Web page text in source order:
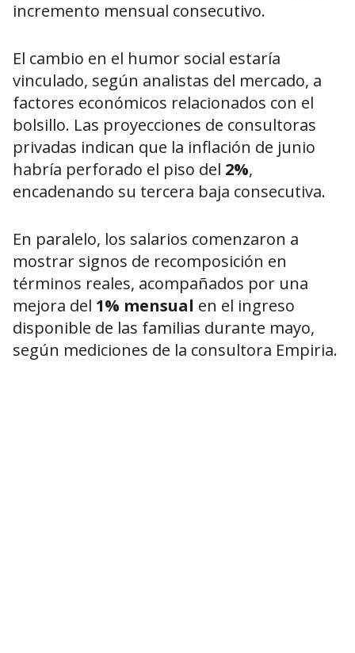
incremento mensual consecutivo.
El cambio en el humor social estaría
vinculado, según analistas del mercado, a
factores económicos relacionados con el
bolsillo. Las proyecciones de consultoras
privadas indican que la inflación de junio
habría perforado el piso del 2%,
encadenando su tercera baja consecutiva.
En paralelo, los salarios comenzaron a
mostrar signos de recomposición en
términos reales, acompañados por una
mejora del 1% mensual en el ingreso
disponible de las familias durante mayo,
según mediciones de la consultora Empiria.